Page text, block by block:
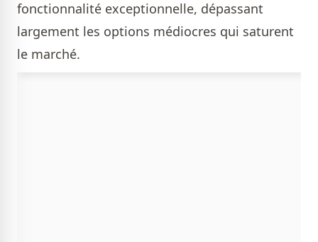
fonctionnalité exceptionnelle, dépassant
largement les options médiocres qui saturent
le marché.